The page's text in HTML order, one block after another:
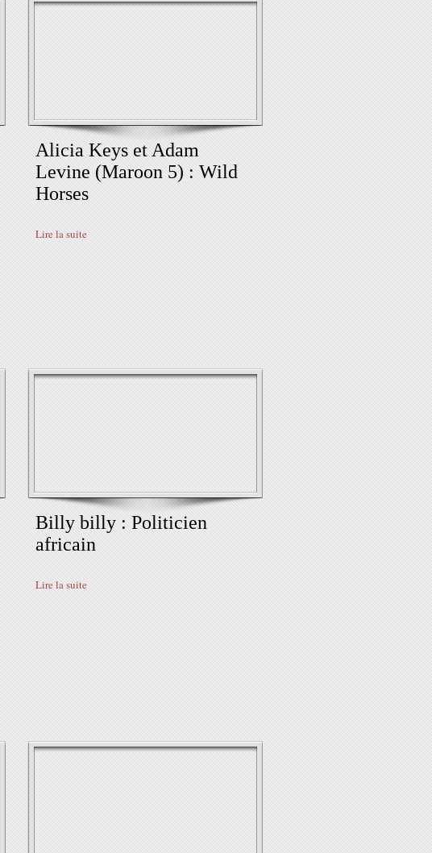
Alicia Keys et Adam
Levine (Maroon 5) : Wild
Horses
Lire la suite
Billy billy : Politicien
africain
Lire la suite